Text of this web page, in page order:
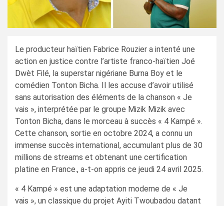
Le producteur haïtien Fabrice Rouzier a intenté une
action en justice contre l’artiste franco-haïtien Joé
Dwèt Filé, la superstar nigériane Burna Boy et le
comédien Tonton Bicha. Il les accuse d’avoir utilisé
sans autorisation des éléments de la chanson « Je
vais », interprétée par le groupe Mizik Mizik avec
Tonton Bicha, dans le morceau à succès « 4 Kampé ».
Cette chanson, sortie en octobre 2024, a connu un
immense succès international, accumulant plus de 30
millions de streams et obtenant une certification
platine en France., a-t-on appris ce jeudi 24 avril 2025.
« 4 Kampé » est une adaptation moderne de « Je
vais », un classique du projet Ayiti Twoubadou datant